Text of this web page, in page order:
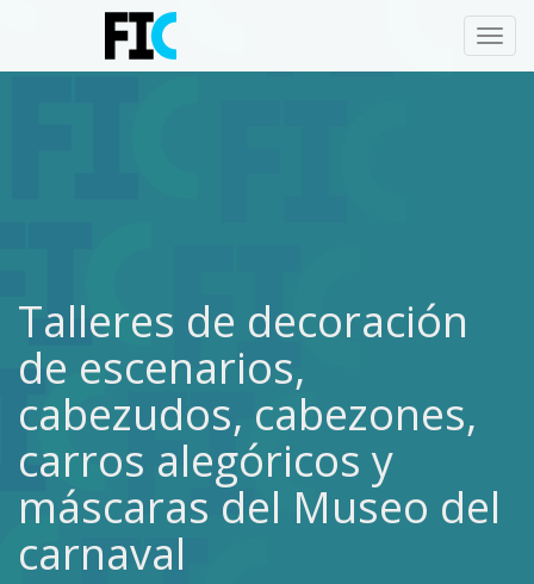
Talleres de decoración
de escenarios,
cabezudos, cabezones,
carros alegóricos y
máscaras del Museo del
carnaval